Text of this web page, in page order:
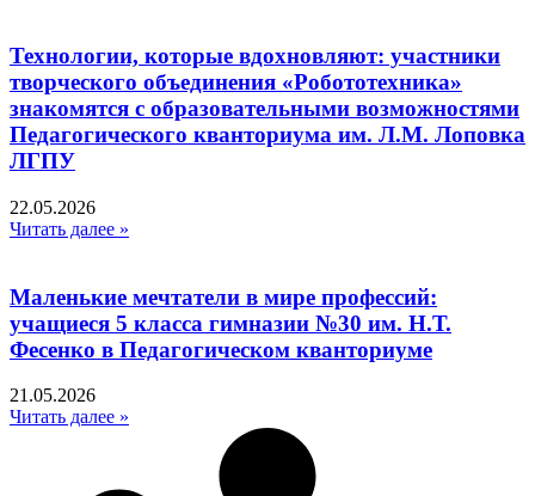
Технологии, которые вдохновляют: участники
творческого объединения «Робототехника»
знакомятся с образовательными возможностями
Педагогического кванториума им. Л.М. Лоповка
ЛГПУ
22.05.2026
Читать далее »
Маленькие мечтатели в мире профессий:
учащиеся 5 класса гимназии №30 им. Н.Т.
Фесенко в Педагогическом кванториуме
21.05.2026
Читать далее »